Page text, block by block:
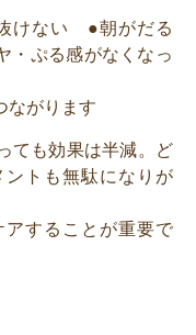
けない ●朝がだる
ぷる感がなくなっ
ながります
ても効果は半減。ど
トも無駄になりが
することが重要で